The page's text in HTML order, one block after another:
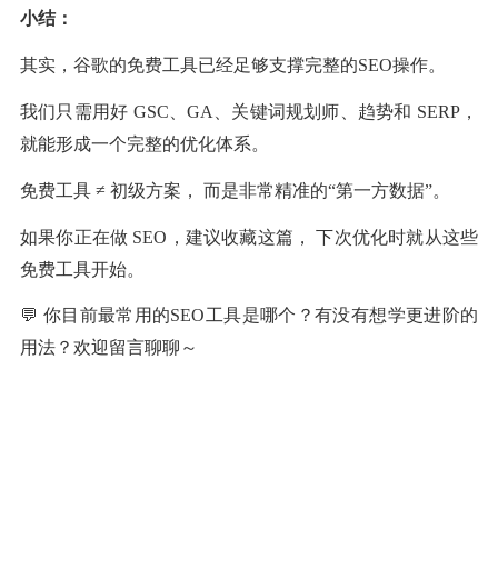
小结：
其实，谷歌的免费工具已经足够支撑完整的SEO操作。
我们只需用好 GSC、GA、关键词规划师、趋势和 SERP，
就能形成一个完整的优化体系。
免费工具 ≠ 初级方案， 而是非常精准的“第一方数据”。
如果你正在做 SEO，建议收藏这篇， 下次优化时就从这些
免费工具开始。
💬 你目前最常用的SEO工具是哪个？有没有想学更进阶的
用法？欢迎留言聊聊～